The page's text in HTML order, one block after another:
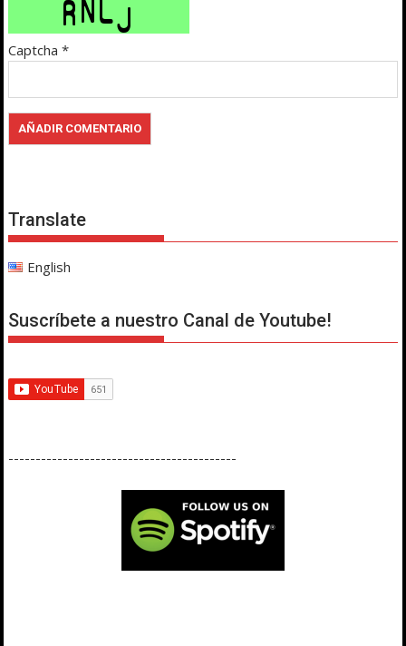
Captcha *
Translate
English
Suscríbete a nuestro Canal de Youtube!
------------------------------------------